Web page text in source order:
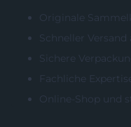
Originale
Schneller
Sichere
Fachliche
Online-Shop und